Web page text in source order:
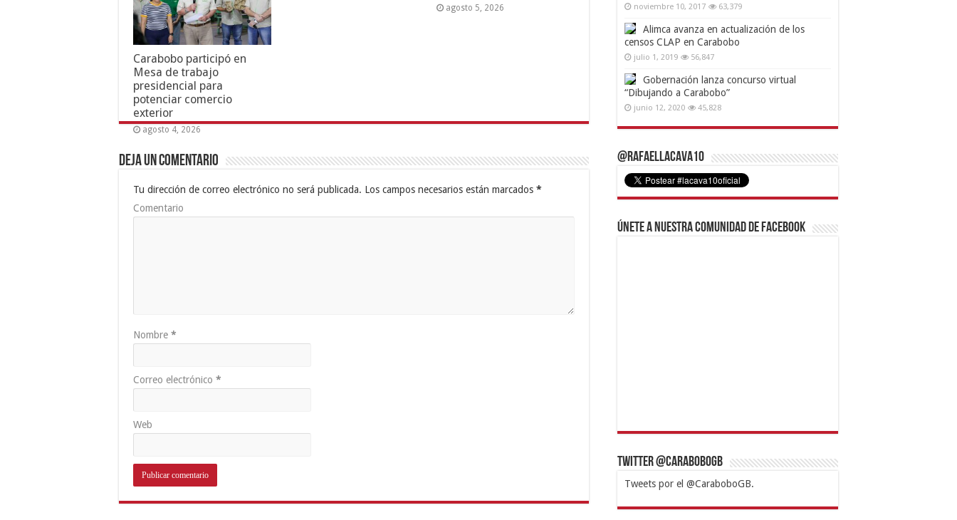
agosto 5, 2026
Carabobo participó en
Mesa de trabajo
presidencial para
potenciar comercio
exterior
agosto 4, 2026
Deja un comentario
Tu dirección de correo electrónico no será publicada. Los campos necesarios están marcados *
Comentario
Nombre *
Correo electrónico *
Web
noviembre 10, 2017 63,379
Alimca avanza en actualización de los
censos CLAP en Carabobo
julio 1, 2019 56,847
Gobernación lanza concurso virtual
“Dibujando a Carabobo”
junio 12, 2020 45,828
@RafaelLacava10
Únete a nuestra comunidad de Facebook
Twitter @CaraboboGB
Tweets por el @CaraboboGB.
1xbetBetturkeyBetistKralbetSupertotobetTipobet
https://mvbcasino.com/